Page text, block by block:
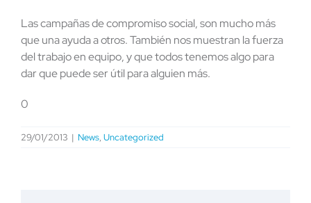
Las campañas de compromiso social, son mucho más
que una ayuda a otros. También nos muestran la fuerza
del trabajo en equipo, y que todos tenemos algo para
dar que puede ser útil para alguien más.
0
29/01/2013 | News,Uncategorized